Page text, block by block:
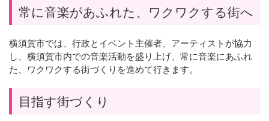
常に音楽があふれた、ワクワクする街へ
横須賀市では、行政とイベント主催者、アーティストが協力
し、横須賀市内での音楽活動を盛り上げ、常に音楽にあふれ
た、ワクワクする街づくりを進めて行きます。
目指す街づくり